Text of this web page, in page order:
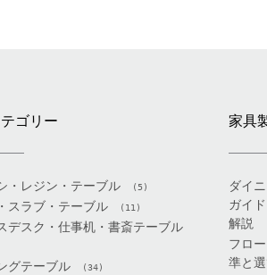
ゴリー
・レジン・テーブル (5)
スラブ・テーブル (11)
デスク・仕事机・書斎テーブル
グテーブル (34)
家具
ダイ
ガイ
解説
フロ
準と